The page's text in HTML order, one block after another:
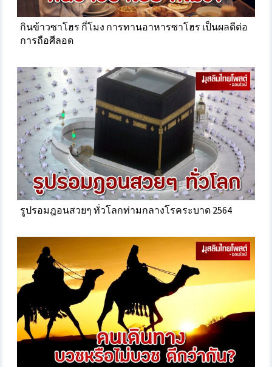
กินข้าวซาโฮร กี่โมง การทานอาหารซาโฮร เป็นผลดีต่อ
การถือศีลอด
รูปรอมฎอนสวยๆ ทั่วโลกท่ามกลางโรคระบาด 2564